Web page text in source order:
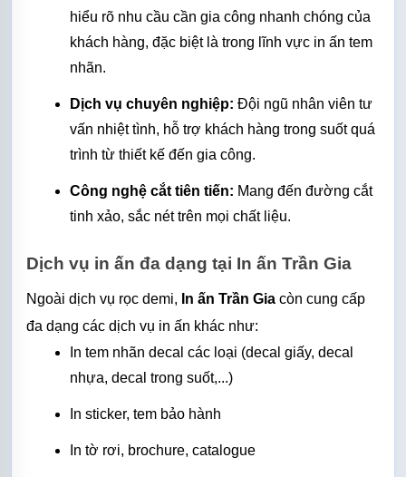
hiểu rõ nhu cầu cần gia công nhanh chóng của
khách hàng, đặc biệt là trong lĩnh vực in ấn tem
nhãn.
Dịch vụ chuyên nghiệp: Đội ngũ nhân viên tư
vấn nhiệt tình, hỗ trợ khách hàng trong suốt quá
trình từ thiết kế đến gia công.
Công nghệ cắt tiên tiến: Mang đến đường cắt
tinh xảo, sắc nét trên mọi chất liệu.
Dịch vụ in ấn đa dạng tại In ấn Trần Gia
Ngoài dịch vụ rọc demi, In ấn Trần Gia còn cung cấp
đa dạng các dịch vụ in ấn khác như:
In tem nhãn decal các loại (decal giấy, decal
nhựa, decal trong suốt,...)
In sticker, tem bảo hành
In tờ rơi, brochure, catalogue